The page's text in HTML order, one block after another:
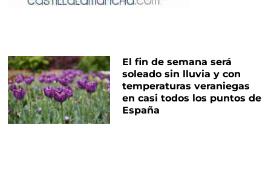
El fin de semana será
soleado sin lluvia y con
temperaturas veraniegas
en casi todos los puntos de
España